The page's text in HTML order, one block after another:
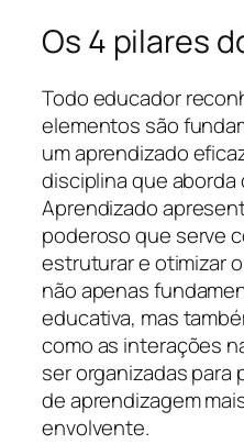
Os 4 pilares
Todo educador
elementos são
um aprendizado
disciplina que aborda
Aprendizado
poderoso que serve
estruturar e otimizar
não apenas
educativa, mas
como as interações
ser organizadas para
de aprendizagem
envolvente.